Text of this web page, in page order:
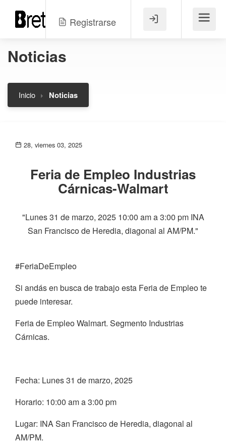
Registrarse Menú
Noticias
Inicio Noticias
28, viernes 03, 2025
Feria de Empleo Industrias
Cárnicas-Walmart
"Lunes 31 de marzo, 2025 10:00 am a 3:00 pm INA
San Francisco de Heredia, diagonal al AM/PM."
#FeriaDeEmpleo
Si andás en busca de trabajo esta Feria de Empleo te
puede interesar.
Feria de Empleo Walmart. Segmento Industrias
Cárnicas.
Fecha: Lunes 31 de marzo, 2025
Horario: 10:00 am a 3:00 pm
Lugar: INA San Francisco de Heredia, diagonal al
AM/PM.